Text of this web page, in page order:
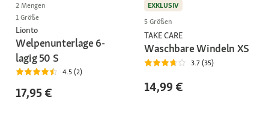
2 Mengen
1 Größe
Lionto
Welpenunterlage 6-
lagig 50 S
4.5 (2)
17,95 €
EXKLUSIV
5 Größen
TAKE CARE
Waschbare Windeln XS
3.7 (35)
14,99 €